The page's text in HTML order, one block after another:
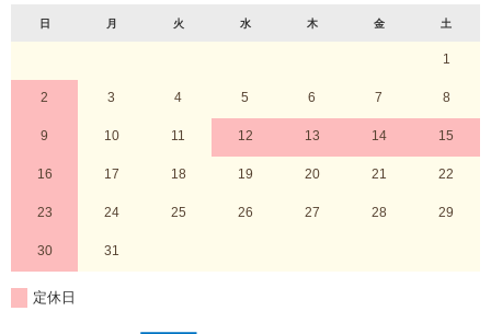
日 月 火 水 木 金 土
1
2 3 4 5 6 7 8
9 10 11 12 13 14 15
16 17 18 19 20 21 22
23 24 25 26 27 28 29
30 31
定休日